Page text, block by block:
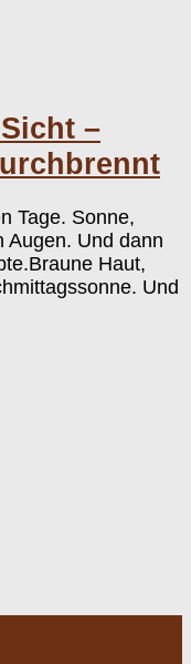
–
Tage. Sonne,
Augen. Und dann
Haut,
Und